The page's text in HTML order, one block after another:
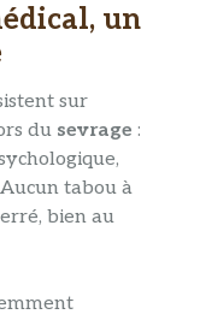
un
sur
du sevrage :
tabou à
bien au